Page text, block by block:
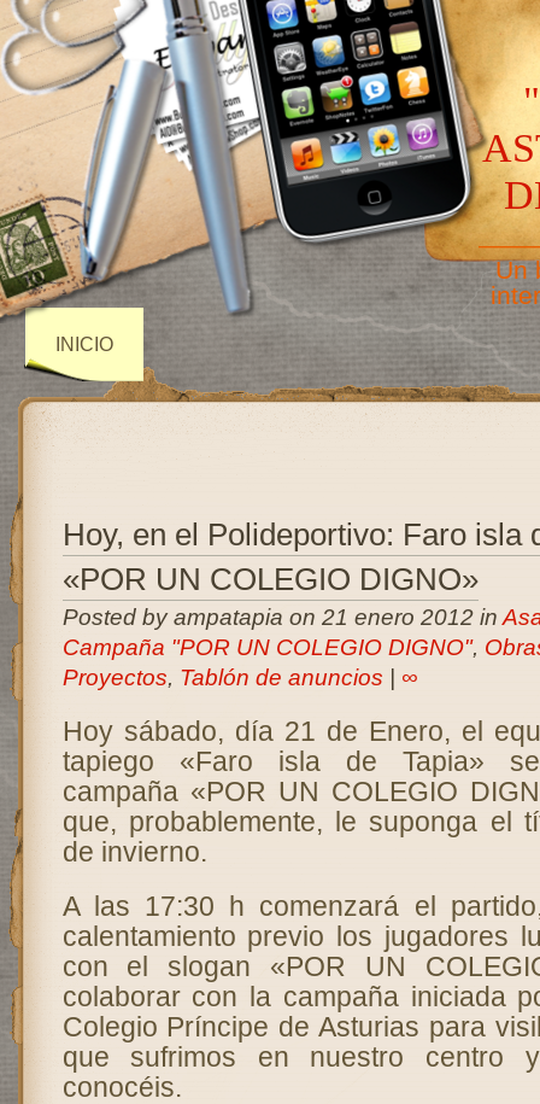
Un
INICIO
Hoy, en el Polideportivo: Faro isla
«POR UN COLEGIO DIGNO»
Posted by ampatapia on 21 enero 2012 in
Campaña "POR UN COLEGIO DIGNO",
Proyectos, Tablón de anuncios ∞
Hoy sábado, día 21 de Enero, el
tapiego «Faro isla de Tapia»
campaña «POR UN COLEGIO
que, probablemente, le suponga el
de invierno.
A las 17:30 h comenzará el
calentamiento previo los jugadores
con el slogan «POR UN
colaborar con la campaña iniciada
Colegio Príncipe de Asturias para
que sufrimos en nuestro centro
conocéis.